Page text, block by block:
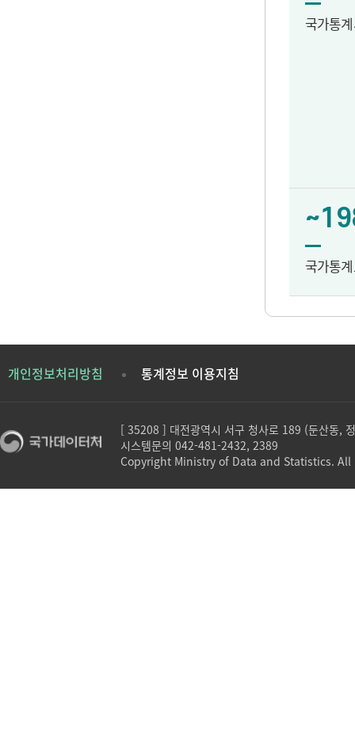
국가통
국가통
개인정보처리방침 통계정보 이용지침
[ 35208 ] 대전광역시 서구 청사로 189 (둔산동,
시스템문의 042-481-2432, 2389
Copyright Ministry of Data and Statistics.